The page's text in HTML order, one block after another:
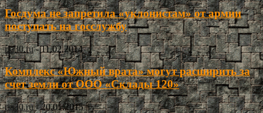
Госдума не запретила «уклонистам» от армии
поступать на госслужбу
ria30.ru - 11.02.2014
Комплекс «Южный врата» могут расширить за
счет земли от ООО «Склады 120»
ria30.ru - 20.01.2015